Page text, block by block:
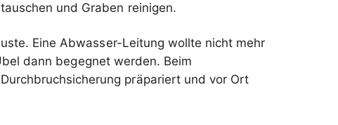
und Graben reinigen.
Eine Abwasser-Leitung wollte nicht mehr
dann begegnet werden. Beim
präpariert und vor Ort